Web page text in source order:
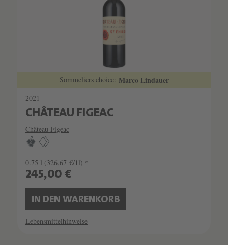
Sommeliers choice: Marco Lindauer
2021
CHÂTEAU FIGEAC
Château Figeac
0.75 l (326,67 €/1l) *
245,00 €
IN DEN WARENKORB
Lebensmittelhinweise